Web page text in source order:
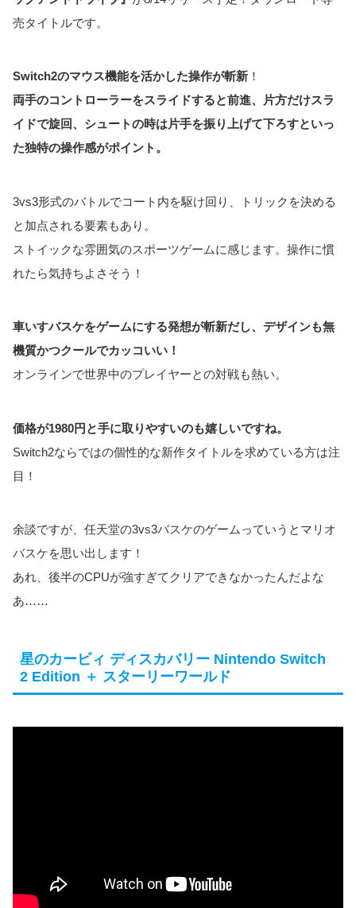
売タイトルです。
Switch2のマウス機能を活かした操作が斬新 ！
両手のコントローラーをスライドすると前進、片方だけスラ
イドで旋回、シュートの時は片手を振り上げて下ろすといっ
た独特の操作感がポイント。
3vs3形式のバトルでコート内を駆け回り、トリックを決める
と加点される要素もあり。
ストイックな雰囲気のスポーツゲームに感じます。操作に慣
れたら気持ちよさそう！
車いすバスケをゲームにする発想が斬新だし、デザインも無
機質かつクールでカッコいい！
オンラインで世界中のプレイヤーとの対戦も熱い。
価格が1980円と手に取りやすいのも嬉しいですね。
Switch2ならではの個性的な新作タイトルを求めている方は注
目！
余談ですが、任天堂の3vs3バスケのゲームっていうとマリオ
バスケを思い出します！
あれ、後半のCPUが強すぎてクリアできなかったんだよな
あ……
星のカービィ ディスカバリー Nintendo Switch
2 Edition ＋ スターリーワールド